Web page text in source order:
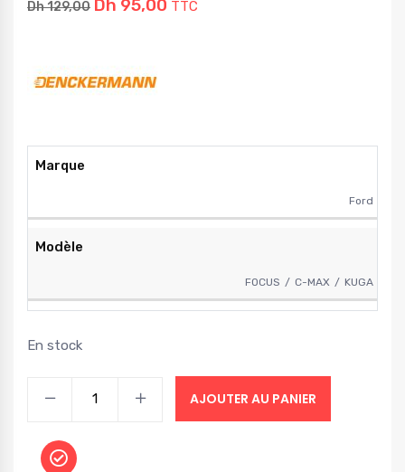
Dh129,00 Dh 95,00 TTC
Marque
Ford
Modèle
FOCUS C-MAX KUGA
En stock
AJOUTER AU PANIER